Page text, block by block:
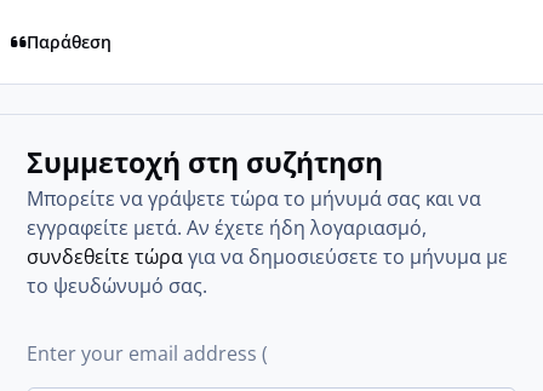
Παράθεση
Συμμετοχή στη συζήτηση
Μπορείτε να γράψετε τώρα το μήνυμά σας και να
εγγραφείτε μετά. Αν έχετε ήδη λογαριασμό,
συνδεθείτε τώραγια να δημοσιεύσετε το μήνυμα με
το ψευδώνυμό σας.